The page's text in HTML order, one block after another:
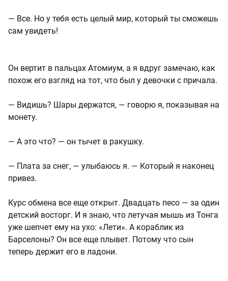
— Все. Но у тебя есть целый мир, который ты сможешь
сам увидеть!
Он вертит в пальцах Атомиум, а я вдруг замечаю, как
похож его взгляд на тот, что был у девочки с причала.
— Видишь? Шары держатся, — говорю я, показывая на
монету.
— А это что? — он тычет в ракушку.
— Плата за снег, — улыбаюсь я. — Который я наконец
привез.
Курс обмена все еще открыт. Двадцать песо — за один
детский восторг. И я знаю, что летучая мышь из Тонга
уже шепчет ему на ухо: «Лети». А кораблик из
Барселоны? Он все еще плывет. Потому что сын
теперь держит его в ладони.